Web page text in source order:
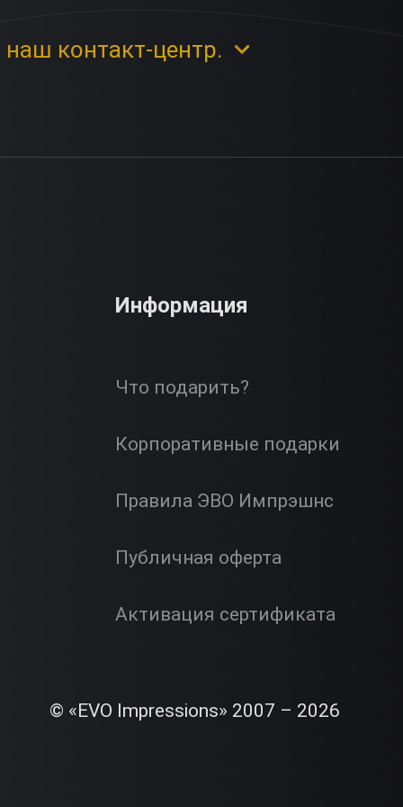
контакт-центр.
Информация
Что подарить?
Корпоративные подарки
Правила ЭВО Импрэшнс
Публичная оферта
Активация сертификата
© «EVO Impressions» 2007 – 2026